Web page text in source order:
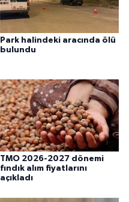
Park halindeki aracında ölü
bulundu
TMO 2026-2027 dönemi
fındık alım fiyatlarını
açıkladı